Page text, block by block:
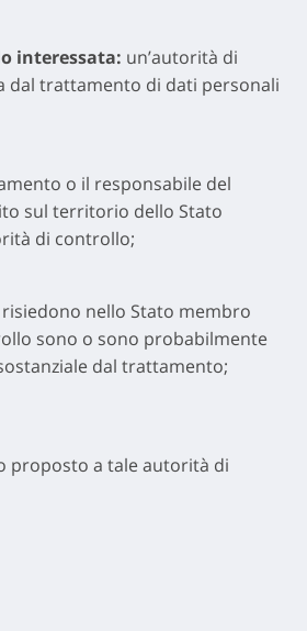
interessata: un’autorità di
dal trattamento di dati personali
o il responsabile del
sul territorio dello Stato
di controllo;
nello Stato membro
sono o sono probabilmente
dal trattamento;
proposto a tale autorità di